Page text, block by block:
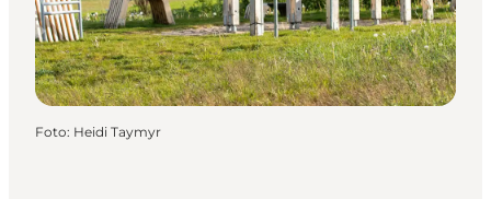
Overnatning
Outdoor
Foto: Heidi Taymyr